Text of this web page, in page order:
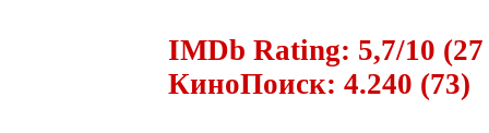
IMDb Rating: 5,7/10 (27
КиноПоиск: 4.240 (73)